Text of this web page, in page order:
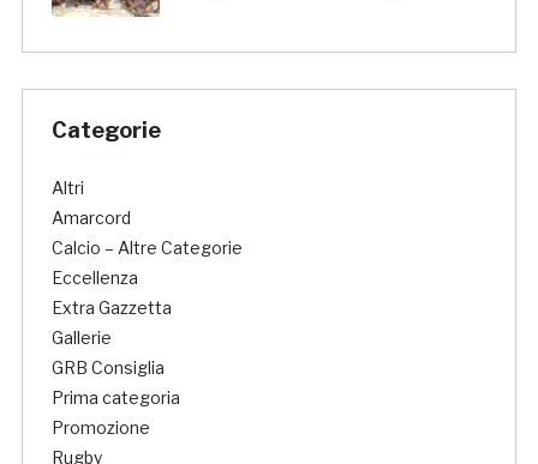
Categorie
Altri
Amarcord
Calcio – Altre Categorie
Eccellenza
Extra Gazzetta
Gallerie
GRB Consiglia
Prima categoria
Promozione
Rugby